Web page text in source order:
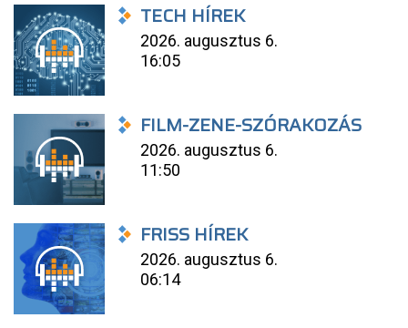
TECH HÍREK
2026. augusztus 6.
16:05
FILM-ZENE-SZÓRAKOZÁS
2026. augusztus 6.
11:50
FRISS HÍREK
2026. augusztus 6.
06:14